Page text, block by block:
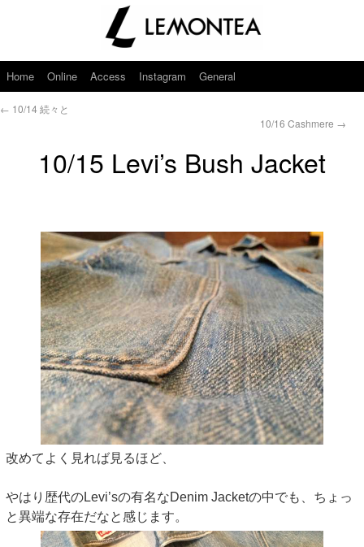
Home Online Access Instagram General
← 10/14 続々と
10/16 Cashmere →
10/15 Levi’s Bush Jacket
改めてよく見れば見るほど、
やはり歴代のLevi’sの有名なDenim Jacketの中でも、ちょっ
と異端な存在だなと感じます。